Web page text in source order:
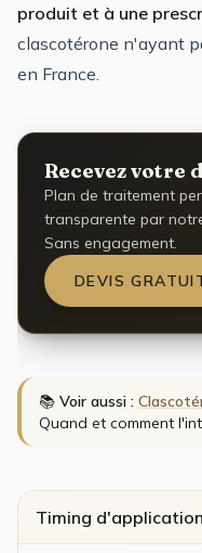
produit et à une
clascotérone n'ayant
en France.
Recevez votre
Plan de traitement
transparente par
Sans engagement.
DEVIS
📚 Voir aussi :
Quand et comment
Timing